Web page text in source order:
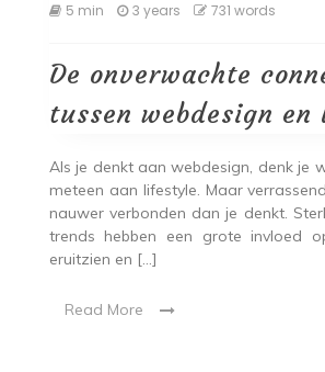
5 min
3 years 731 words
De onverwachte
tussen webdesign
Als je denkt aan webdesign, denk je
meteen aan lifestyle. Maar
nauwer verbonden dan je denkt.
trends hebben een grote invloed
eruitzien en […]
Read More